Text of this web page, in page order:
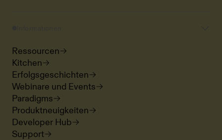
Ressourcen
Kitchen
Erfolgsgeschichten
Webinare und Events
Paradigms
Produktneuigkeiten
Developer Hub
Support